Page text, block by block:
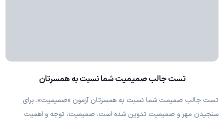
تست جالب صمیمیت شما نسبت به همسرتان
تست جالب صمیمت شما نسبت به همسرتان آزمون «صمیمیت»، برای
سنجیدن مهر و صمیمیت تدوین شده است. صمیمیت، توجه و اهمیت